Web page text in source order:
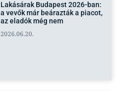
Lakásárak Budapest 2026-ban:
a vevők már beárazták a piacot,
az eladók még nem
2026.06.20.